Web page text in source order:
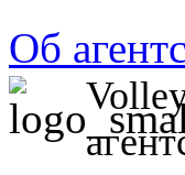
Об